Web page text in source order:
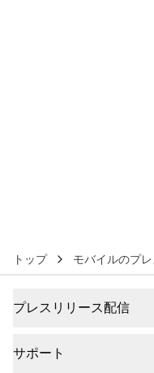
トップ モバイルのプ
プレスリリース配信
サポート